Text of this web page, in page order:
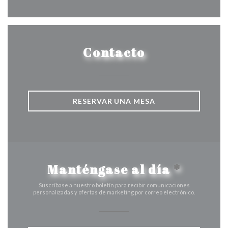
Contacto
RESERVAR UNA MESA
Manténgase al día*
Suscríbase a nuestro boletín para recibir comunicaciones
personalizadas y ofertas de marketing por correo electrónico.